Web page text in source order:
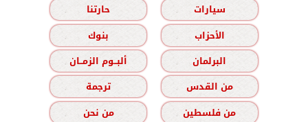
سيارات
حارتنا
الأحزاب
بنوك
البرلمان
ألبــوم الزمــان
من القدس
ترجمة
من فلسطين
من نحن